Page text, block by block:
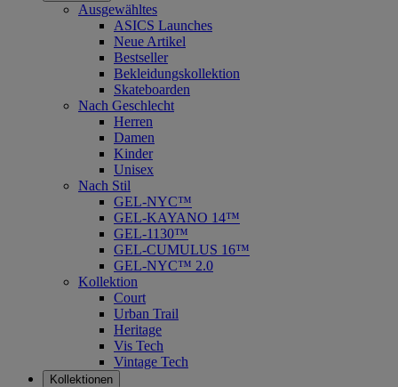
Ausgewähltes
ASICS Launches
Neue Artikel
Bestseller
Bekleidungskollektion
Skateboarden
Nach Geschlecht
Herren
Damen
Kinder
Unisex
Nach Stil
GEL-NYC™
GEL-KAYANO 14™
GEL-1130™
GEL-CUMULUS 16™
GEL-NYC™ 2.0
Kollektion
Court
Urban Trail
Heritage
Vis Tech
Vintage Tech
Kollektionen